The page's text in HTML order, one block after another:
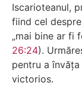
Iscarioteanul,
fiind cel
„mai bine ar fi
26:24).
pentru a
victorios.